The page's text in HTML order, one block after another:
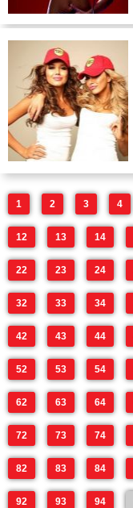
1 2 3 4
12 13 14
22 23 24
32 33 34
42 43 44
52 53 54
62 63 64
72 73 74
82 83 84
92 93 94